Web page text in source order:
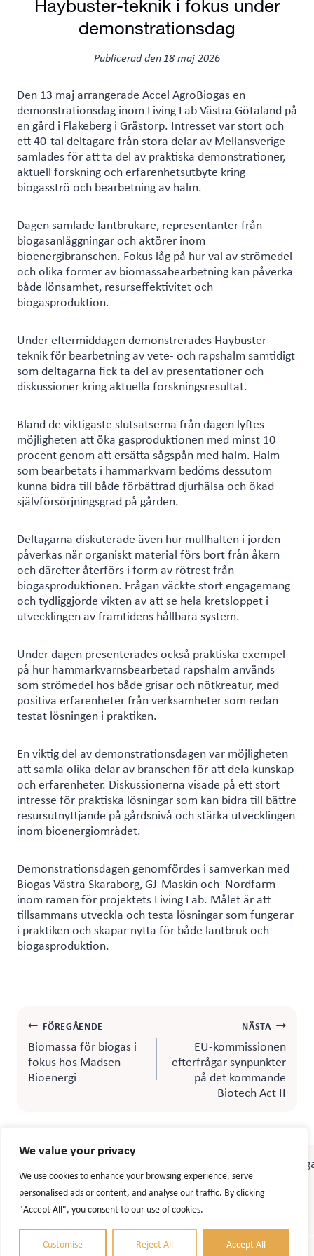
We value your privacy
We use cookies to enhance your browsing experience, serve
personalised ads or content, and analyse our traffic. By clicking
"Accept All", you consent to our use of cookies.
Customise Reject All Accept All
Haybuster-teknik i fokus under
demonstrationsdag
Publicerad den 18 maj 2026
Den 13 maj arrangerade Accel AgroBiogas en
demonstrationsdag inom Living Lab Västra Götaland på
en gård i Flakeberg i Grästorp. Intresset var stort och
ett 40-tal deltagare från stora delar av Mellansverige
samlades för att ta del av praktiska demonstrationer,
aktuell forskning och erfarenhetsutbyte kring
biogasströ och bearbetning av halm.
Dagen samlade lantbrukare, representanter från
biogasanläggningar och aktörer inom
bioenergibranschen. Fokus låg på hur val av strömedel
och olika former av biomassabearbetning kan påverka
både lönsamhet, resurseffektivitet och
biogasproduktion.
Under eftermiddagen demonstrerades Haybuster-
teknik för bearbetning av vete- och rapshalm samtidigt
som deltagarna fick ta del av presentationer och
diskussioner kring aktuella forskningsresultat.
Bland de viktigaste slutsatserna från dagen lyftes
möjligheten att öka gasproduktionen med minst 10
procent genom att ersätta sågspån med halm. Halm
som bearbetats i hammarkvarn bedöms dessutom
kunna bidra till både förbättrad djurhälsa och ökad
självförsörjningsgrad på gården.
Deltagarna diskuterade även hur mullhalten i jorden
påverkas när organiskt material förs bort från åkern
och därefter återförs i form av rötrest från
biogasproduktionen. Frågan väckte stort engagemang
och tydliggjorde vikten av att se hela kretsloppet i
utvecklingen av framtidens hållbara system.
Under dagen presenterades också praktiska exempel
på hur hammarkvarnsbearbetad rapshalm används
som strömedel hos både grisar och nötkreatur, med
positiva erfarenheter från verksamheter som redan
testat lösningen i praktiken.
En viktig del av demonstrationsdagen var möjligheten
att samla olika delar av branschen för att dela kunskap
och erfarenheter. Diskussionerna visade på ett stort
intresse för praktiska lösningar som kan bidra till bättre
resursutnyttjande på gårdsnivå och stärka utvecklingen
inom bioenergiområdet.
Demonstrationsdagen genomfördes i samverkan med
Biogas Västra Skaraborg, GJ-Maskin och Nordfarm
inom ramen för projektets Living Lab. Målet är att
tillsammans utveckla och testa lösningar som fungerar
i praktiken och skapar nytta för både lantbruk och
biogasproduktion.
Inläggsnavigering
FÖREGÅENDE
Biomassa för biogas i
fokus hos Madsen
Bioenergi
NÄSTA
EU-kommissionen
efterfrågar synpunkter
på det kommande
Biotech Act II